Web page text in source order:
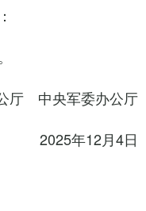
厅 中央军委办公厅
2025年12月4日